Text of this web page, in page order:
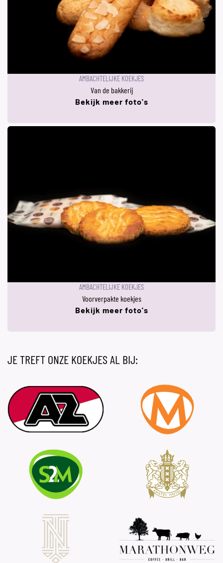
Van de bakkerij
AMBACHTELIJKE KOEKJES
Bekijk meer foto's
Voorverpakte koekjes
AMBACHTELIJKE KOEKJES
Bekijk meer foto's
JE TREFT ONZE KOEKJES AL BIJ: